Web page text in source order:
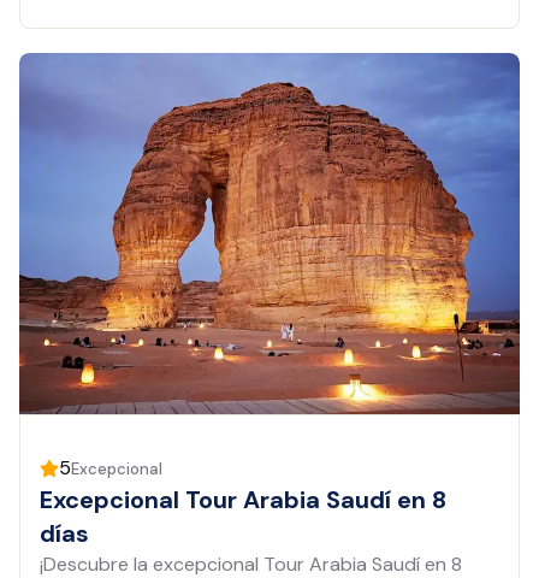
5Excepcional
Excepcional Tour Arabia Saudí en 8
días
¡Descubre la excepcional Tour Arabia Saudí en 8